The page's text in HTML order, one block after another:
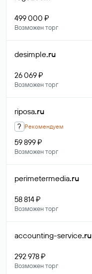
499 000 ₽
Возможен торг
desimple.ru
26 069 ₽
Возможен торг
riposa.ru
? Рекомендуем
59 899 ₽
Возможен торг
perimetermedia.ru
58 814 ₽
Возможен торг
accounting-service.ru
292 978 ₽
Возможен торг